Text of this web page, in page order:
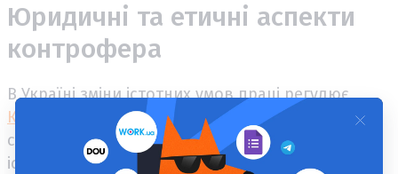
Юридичні та етичні аспекти
контрофера
В Україні зміни істотних умов праці регулює
Кодекс законів про працю. Під час воєнного
стану працівника повідомляють про зміну
істотних умов праці та умов оплати не пізніше